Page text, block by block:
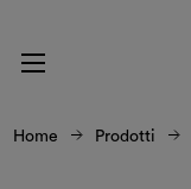
Home Prodotti